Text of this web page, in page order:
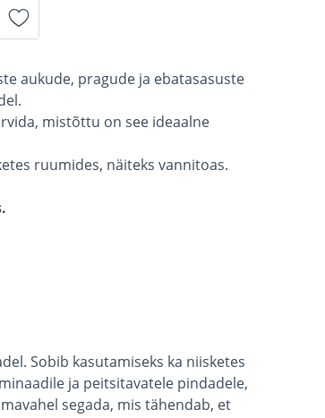
aukude, pragude ja ebatasasuste
mistõttu on see ideaalne
ruumides, näiteks vannitoas.
Sobib kasutamiseks ka niisketes
ja peitsitavatele pindadele,
segada, mis tähendab, et